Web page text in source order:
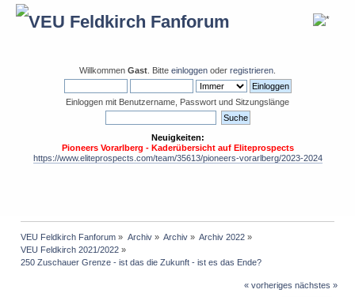
Willkommen Gast . Bitte einloggen oder registrieren
Einloggen mit Benutzername, Passwort und Sitzungslänge
Neuigkeiten:
Pioneers Vorarlberg - Kaderübersicht auf Eliteprospects
https://www.eliteprospects.com/team/35613/pioneers-vorarlberg/2023-2024
VEU Feldkirch Fanforum » Archiv» Archiv» Archiv 2022 »
VEU Feldkirch 2021/2022 »
250 Zuschauer Grenze - ist das die Zukunft - ist es das Ende?
« vorheriges nächstes »